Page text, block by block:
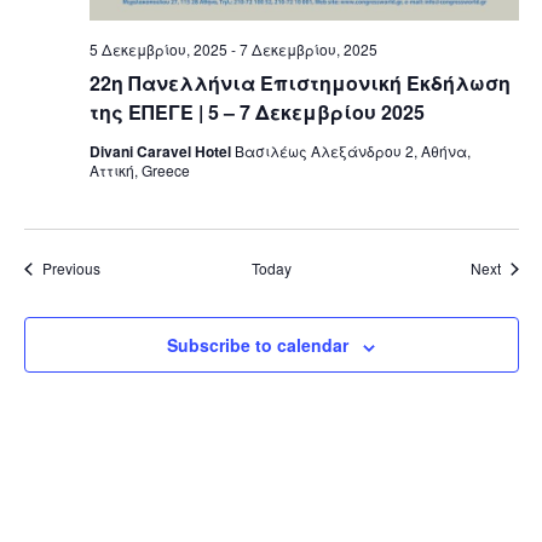
22η Πανελλήνια Επιστημονική Εκδήλωση
της ΕΠΕΓΕ | 5 – 7 Δεκεμβρίου 2025
5 Δεκεμβρίου, 2025 -7 Δεκεμβρίου, 2025
Divani Caravel Hotel Βασιλέως Αλεξάνδρου 2, Αθήνα,
Αττική, Greece
PreviousEvents Today Next
Subscribe to calendar